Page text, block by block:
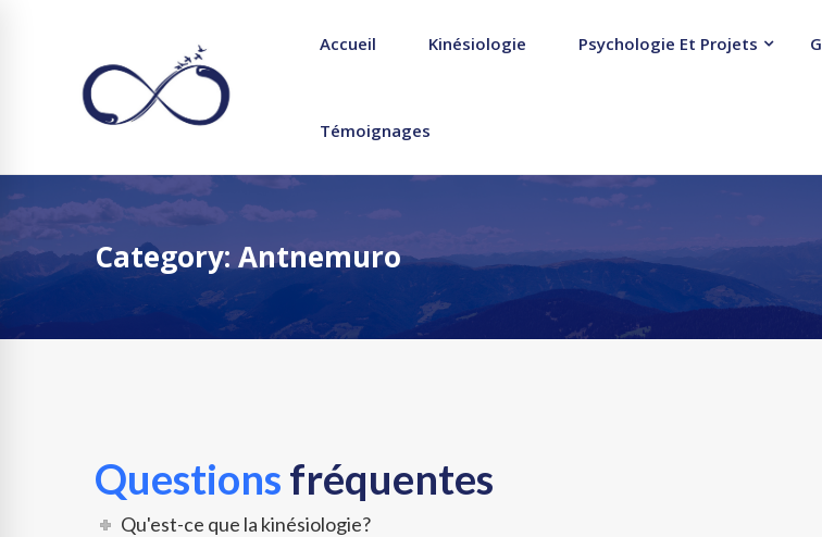
Accueil Kinésiologie Psychologie Et Projets
Témoignages
Category: Antnemuro
Questionsfréquentes
Qu'est-ce que la kinésiologie?